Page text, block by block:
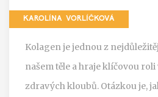
KAROLÍNA VORLÍČKOVÁ
Kolagen je jednou z
našem těle a hraje klíčovou
zdravých kloubů. Otázkou je,